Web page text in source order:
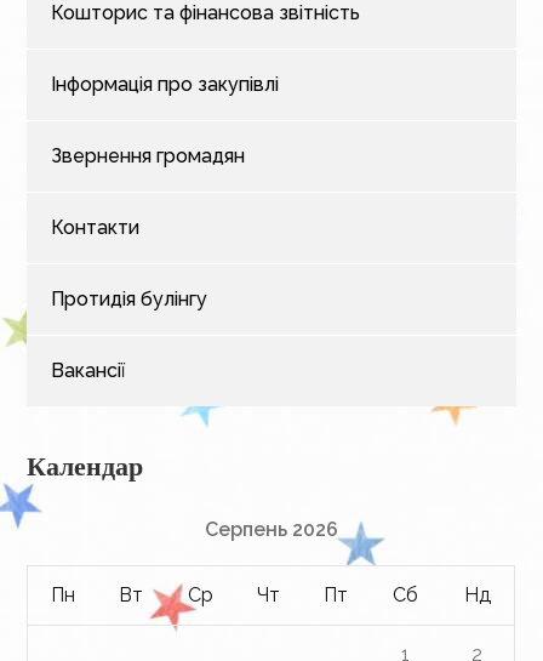
Кошторис та фінансова звітність
Інформація про закупівлі
Звернення громадян
Контакти
Протидія булінгу
Вакансії
Календар
Серпень 2026
Пн Вт Ср Чт Пт Сб Нд
1 2